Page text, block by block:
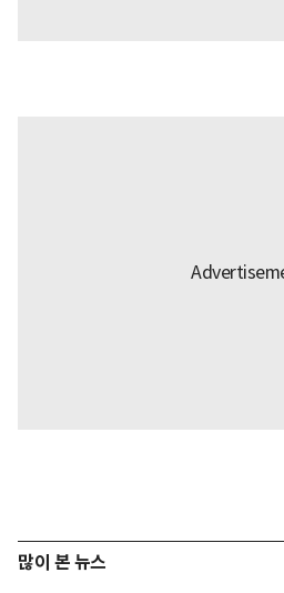
많이 본 뉴스